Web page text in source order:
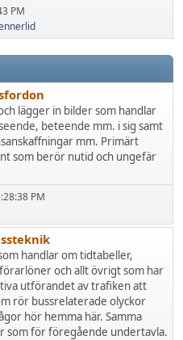
PM
lägger in bilder som handlar
beteende mm. i sig samt
mm. Primärt
som berör nutid och ungefär
PM
handlar om tidtabeller,
och allt övrigt som har
utförandet av trafiken att
rör bussrelaterade olyckor
hör hemma här. Samma
som för föregående undertavla.